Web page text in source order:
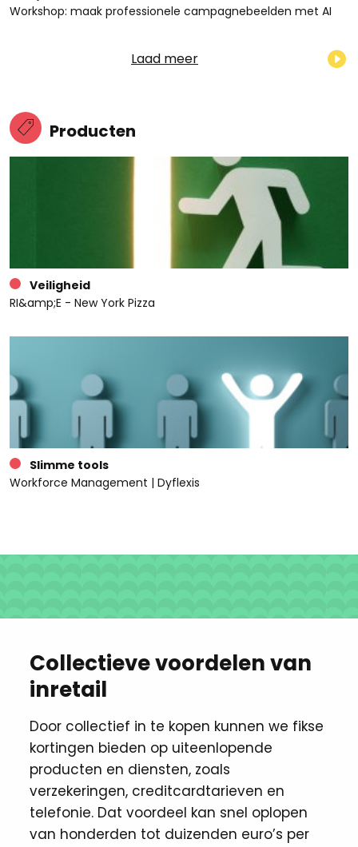
Workshop: maak professionele campagnebeelden met AI
Laad meer
Producten
Veiligheid
RI&amp;E - New York Pizza
Slimme tools
Workforce Management | Dyflexis
Collectieve voordelen van
inretail
Door collectief in te kopen kunnen we fikse
kortingen ​bieden op uiteenlopende
producten en diensten, zoals
verzekeringen, creditcardtarieven en
telefonie. Dat voordeel kan snel oplopen
van honderden tot duizenden euro’s per